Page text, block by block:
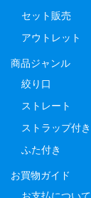
セット販売
アウトレット
商品ジャンル
絞り口
ストレート
ストラップ付き
ふた付き
お買物ガイド
お支払について